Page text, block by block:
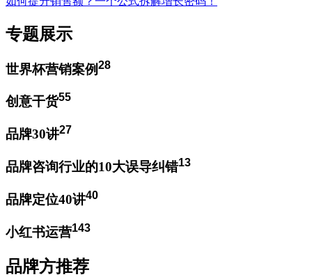
专题展示
世界杯营销案例28
创意干货55
品牌30讲27
品牌咨询行业的10大误导纠错13
品牌定位40讲40
小红书运营143
品牌方推荐